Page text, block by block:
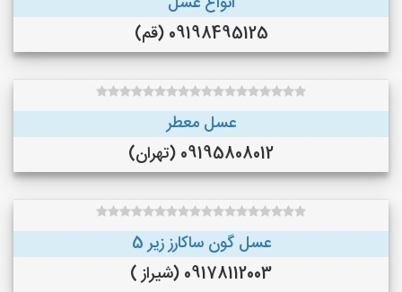
09198495125 (قم)
عسل معطر
09195808012 (تهران)
عسل گون ساکارز زیر 5
09178112003 (شیراز )